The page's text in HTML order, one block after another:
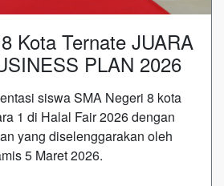
Kota Ternate JUARA
PLAN 2026
siswa SMA Negeri 8 kota
1 di Halal Fair 2026 dengan
yang diselenggarakan oleh
5 Maret 2026.